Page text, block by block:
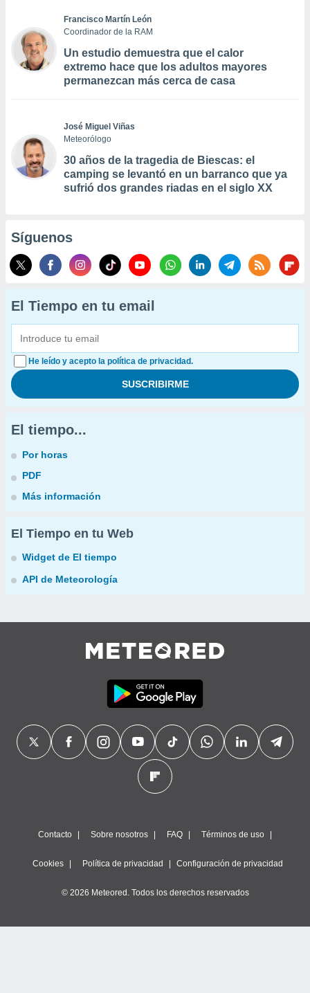
Francisco Martín León
Coordinador de la RAM
Un estudio demuestra que el calor
extremo hace que los adultos mayores
permanezcan más cerca de casa
José Miguel Viñas
Meteorólogo
30 años de la tragedia de Biescas: el
camping se levantó en un barranco que ya
sufrió dos grandes riadas en el siglo XX
Síguenos
El Tiempo en tu email
He leído y acepto la política de privacidad.
El tiempo...
Por horas
PDF
Más información
El Tiempo en tu Web
Widget de El tiempo
API de Meteorología
Contacto Sobre nosotros FAQ Términos de uso
Cookies Política de privacidad Configuración de privacidad
© 2026 Meteored. Todos los derechos reservados